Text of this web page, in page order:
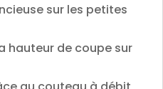
sur les petites
hauteur de coupe sur